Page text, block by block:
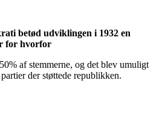
betød udviklingen i 1932 en
for hvorfor
af stemmerne, og det blev umuligt
der støttede republikken.